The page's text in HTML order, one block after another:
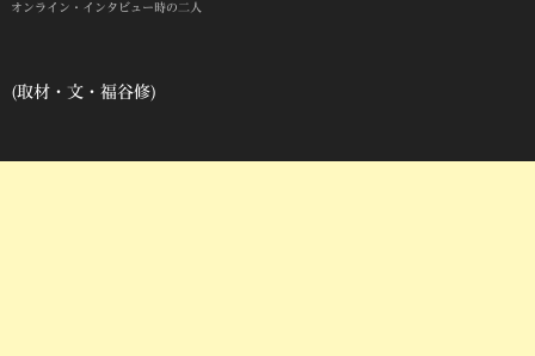
オンライン・インタビュー時の二人
(取材・文・福谷修)